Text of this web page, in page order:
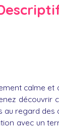
calme et
regard des
avec un